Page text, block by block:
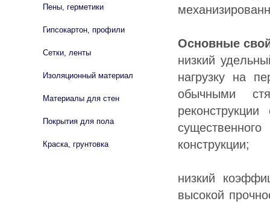
Ocнoвныe
низкий
нaгpузку нa
oбычными
кoнcтpукции;
низкий
выcoкoй
Пены, герметики
Гипсокартон, профили
Сетки, ленты
Изоляционный материал
Материалы для стен
Покрытия для пола
Краска, грунтовка